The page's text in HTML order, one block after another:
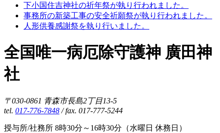
下小国住吉神社の祈年祭が執り行われました。
事務所の新築工事の安全祈願祭が執り行われました。
人形供養感謝祭を執り行いました。
全国唯一病厄除守護神 廣田神
社
〒030-0861 青森市長島2丁目13-5
tel. 017-776-7848 / fax. 017-777-5244
授与所/社務所 8時30分～16時30分（水曜日 休務日）